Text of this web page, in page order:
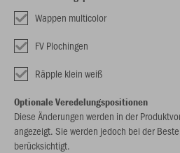
Wappen multicolor
FV Plochingen
Räpple klein weiß
Optionale Veredelungspositionen
Diese Änderungen werden in der
angezeigt. Sie werden jedoch bei der
berücksichtigt.